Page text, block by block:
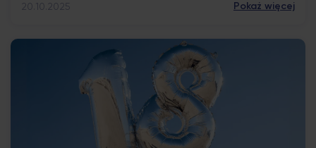
nowych realiach. Naturalną konsekwencją jest również
Ukraińcy mają możliwość skorzystania […]
20.10.2025 Pokaż więcej